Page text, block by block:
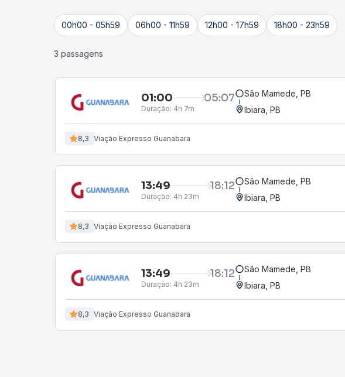
00h00 - 05h59 06h00 - 11h59 12h00 - 17h59 18h00 - 23h59
3 passagens
01:00 05:07
Duração: 4h 7m
São Mamede, PB
Ibiara, PB
8,3 Viação Expresso Guanabara
13:49 18:12
Duração: 4h 23m
São Mamede, PB
Ibiara, PB
8,3 Viação Expresso Guanabara
13:49 18:12
Duração: 4h 23m
São Mamede, PB
Ibiara, PB
8,3 Viação Expresso Guanabara